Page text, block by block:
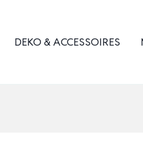
DEKO & ACCESSOIRES